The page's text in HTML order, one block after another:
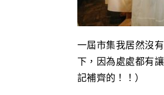
一屆市集我居然沒
下，因為處處都有
記補齊的！！）